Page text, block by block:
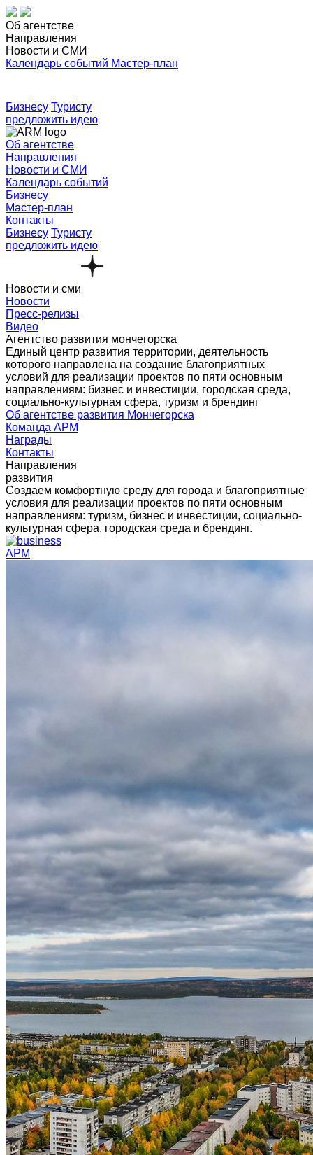
Об агентстве
Направления
Новости и СМИ
Календарь событий Мастер-план
Бизнесу Туристу
предложить идею
Об агентстве
Направления
Новости и СМИ
Календарь событий
Бизнесу
Мастер-план
Контакты
Бизнесу Туристу
предложить идею
Новости и сми
Новости
Пресс-релизы
Видео
Агентство развития мончегорска
Единый центр развития территории, деятельность
которого направлена на создание благоприятных
условий для реализации проектов по пяти основным
направлениям: бизнес и инвестиции, городская среда,
социально-культурная сфера, туризм и брендинг
Об агентстве развития Мончегорска
Команда АРМ
Награды
Контакты
Направления
развития
Создаем комфортную среду для города и благоприятные
условия для реализации проектов по пяти основным
направлениям: туризм, бизнес и инвестиции, социально-
культурная сфера, городская среда и брендинг.
АРМ